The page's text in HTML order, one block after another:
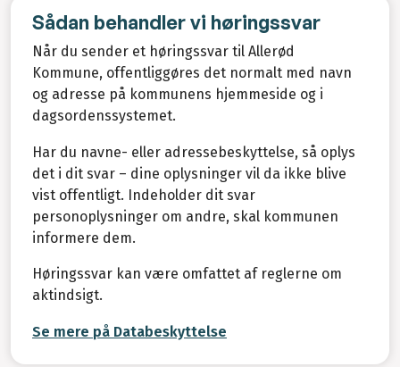
Sådan behandler vi høringssvar
Når du sender et høringssvar til Allerød
Kommune, offentliggøres det normalt med navn
og adresse på kommunens hjemmeside og i
dagsordenssystemet.
Har du navne- eller adressebeskyttelse, så oplys
det i dit svar – dine oplysninger vil da ikke blive
vist offentligt. Indeholder dit svar
personoplysninger om andre, skal kommunen
informere dem.
Høringssvar kan være omfattet af reglerne om
aktindsigt.
Se mere på Databeskyttelse